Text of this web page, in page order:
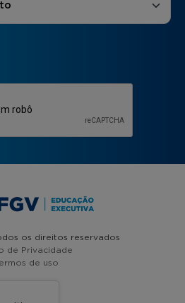
os direitos reservados
de Privacidade
de uso